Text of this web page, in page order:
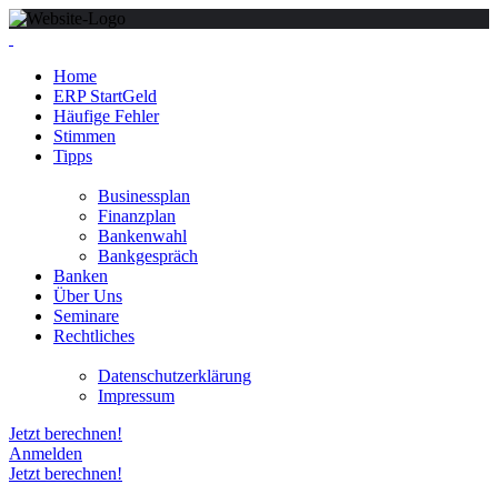
Home
ERP StartGeld
Häufige Fehler
Stimmen
Tipps
Businessplan
Finanzplan
Bankenwahl
Bankgespräch
Banken
Über Uns
Seminare
Rechtliches
Datenschutzerklärung
Impressum
Jetzt berechnen!
Anmelden
Jetzt berechnen!